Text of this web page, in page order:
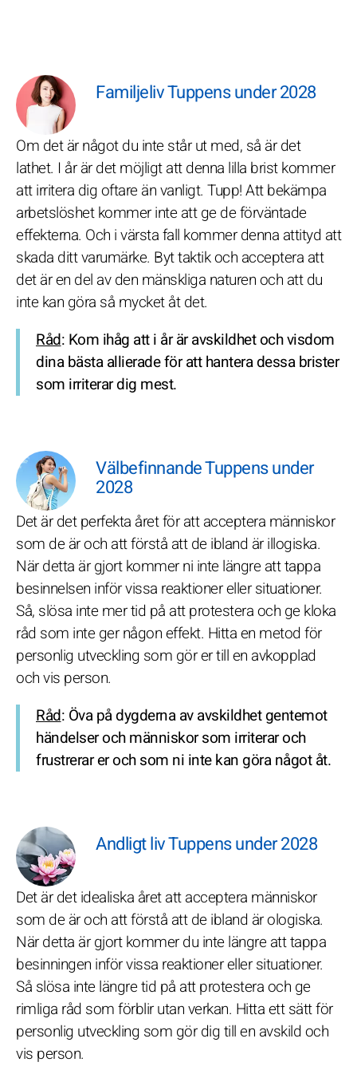
Familjeliv Tuppens under 2028
Om det är något du inte står ut med, så är det
lathet. I år är det möjligt att denna lilla brist kommer
att irritera dig oftare än vanligt. Tupp! Att bekämpa
arbetslöshet kommer inte att ge de förväntade
effekterna. Och i värsta fall kommer denna attityd att
skada ditt varumärke. Byt taktik och acceptera att
det är en del av den mänskliga naturen och att du
inte kan göra så mycket åt det.
Råd: Kom ihåg att i år är avskildhet och visdom
dina bästa allierade för att hantera dessa brister
som irriterar dig mest.
Välbefinnande Tuppens under
2028
Det är det perfekta året för att acceptera människor
som de är och att förstå att de ibland är illogiska.
När detta är gjort kommer ni inte längre att tappa
besinnelsen inför vissa reaktioner eller situationer.
Så, slösa inte mer tid på att protestera och ge kloka
råd som inte ger någon effekt. Hitta en metod för
personlig utveckling som gör er till en avkopplad
och vis person.
Råd: Öva på dygderna av avskildhet gentemot
händelser och människor som irriterar och
frustrerar er och som ni inte kan göra något åt.
Andligt liv Tuppens under 2028
Det är det idealiska året att acceptera människor
som de är och att förstå att de ibland är ologiska.
När detta är gjort kommer du inte längre att tappa
besinningen inför vissa reaktioner eller situationer.
Så slösa inte längre tid på att protestera och ge
rimliga råd som förblir utan verkan. Hitta ett sätt för
personlig utveckling som gör dig till en avskild och
vis person.